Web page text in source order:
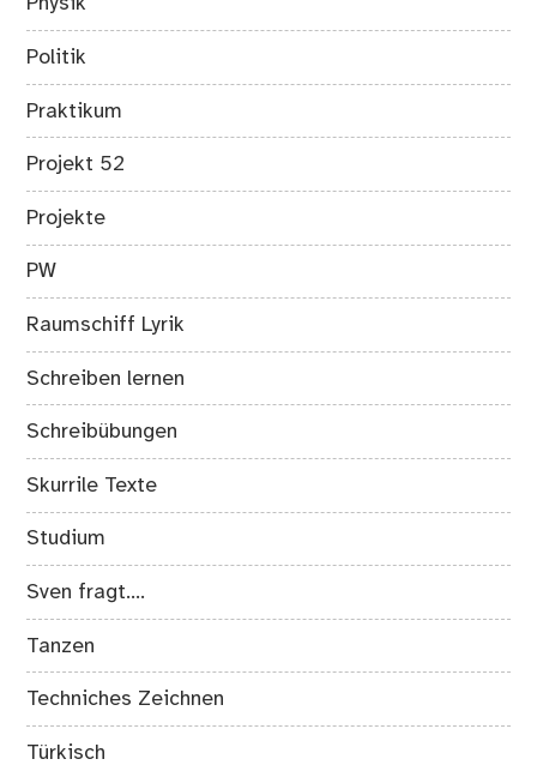
Politik
Praktikum
Projekt 52
Projekte
PW
Raumschiff Lyrik
Schreiben lernen
Schreibübungen
Skurrile Texte
Studium
Sven fragt….
Tanzen
Techniches Zeichnen
Türkisch